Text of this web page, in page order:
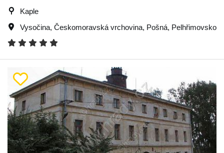
Kaple
Vysočina, Českomoravská vrchovina, Pošná, Pelhřimovsko